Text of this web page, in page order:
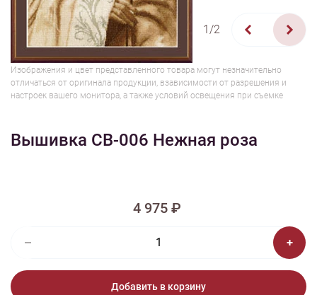
1/2
Изображения и цвет представленного товара могут незначительно
отличаться от оригинала продукции, взависимости от разрешения и
настроек вашего монитора, а также условий освещения при съемке
Вышивка СВ-006 Нежная роза
4 975 ₽
Добавить в корзину